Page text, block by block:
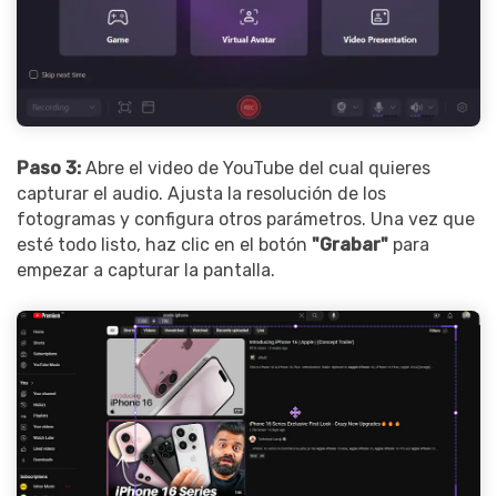
Paso 3: Abre el video de YouTube del cual quieres
capturar el audio. Ajusta la resolución de los
fotogramas y configura otros parámetros. Una vez que
esté todo listo, haz clic en el botón "Grabar" para
empezar a capturar la pantalla.